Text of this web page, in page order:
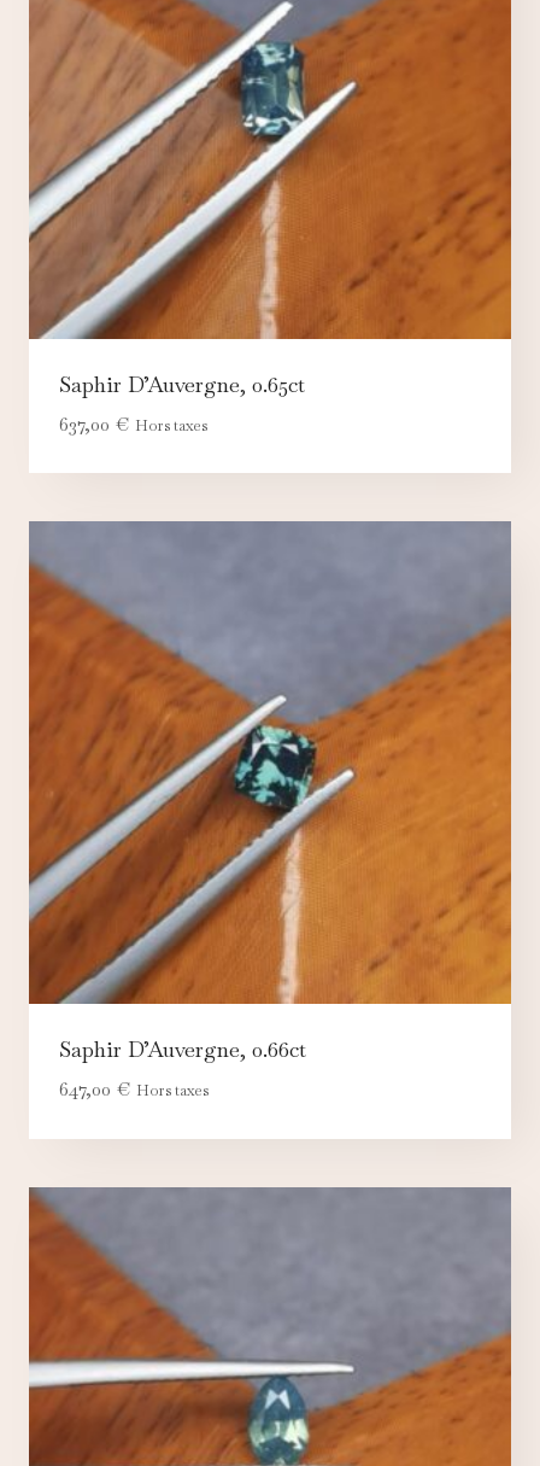
Saphir D’Auvergne, 0.65ct
637,00 € Hors taxes
Saphir D’Auvergne, 0.66ct
647,00 € Hors taxes